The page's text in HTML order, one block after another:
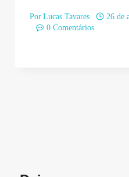
Por Lucas Tavares
26 de
0 Comentários